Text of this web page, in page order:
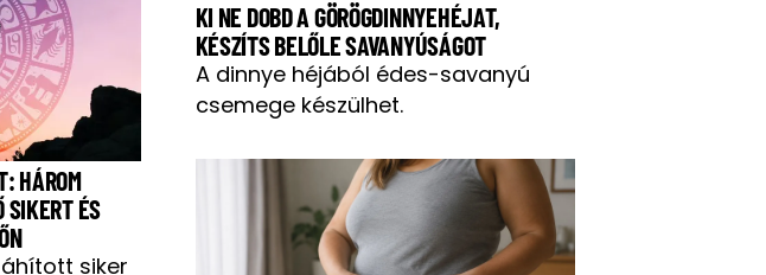
HÁROM
SIKERT ÉS
siker
KI NE DOBD A GÖRÖGDINNYEHÉJAT,
KÉSZÍTS BELŐLE SAVANYÚSÁGOT
A dinnye héjából édes-savanyú
csemege készülhet.